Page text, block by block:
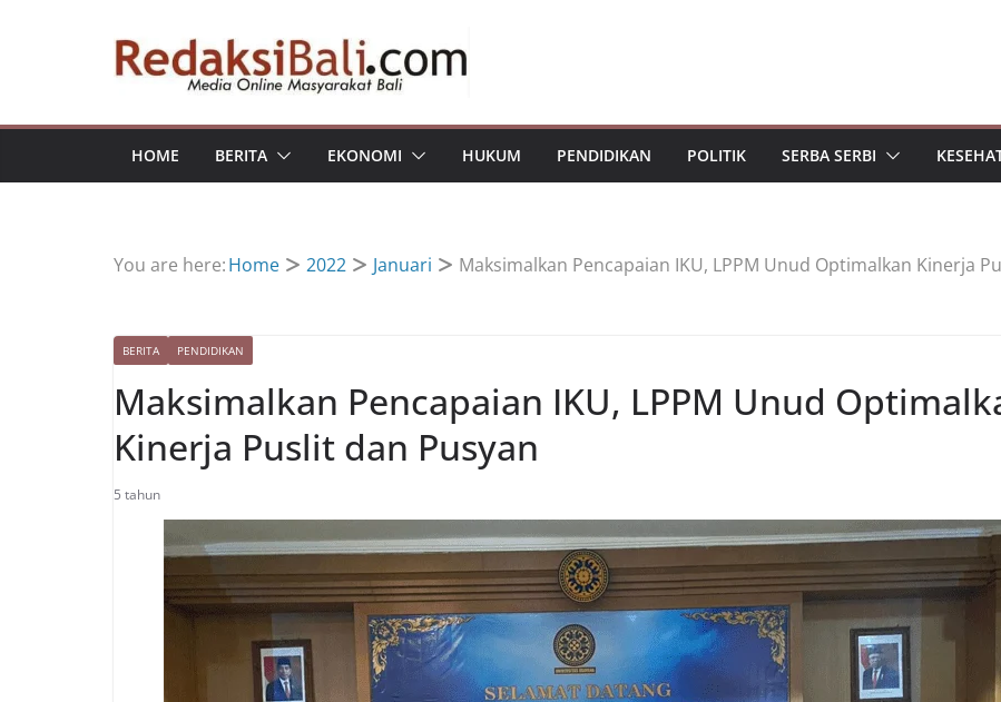
HOME BERITA EKONOMI HUKUM PENDIDIKAN POLITIK SERBA SERBI
You are here:Home 2022 Januari Maksimalkan Pencapaian IKU, LPPM Unud Optimalkan Kinerja
BERITA PENDIDIKAN
Maksimalkan Pencapaian IKU, LPPM Unud
Kinerja Puslit dan Pusyan
5 tahun